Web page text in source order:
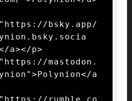
bsky.app/
a></p>
mastodon.
a